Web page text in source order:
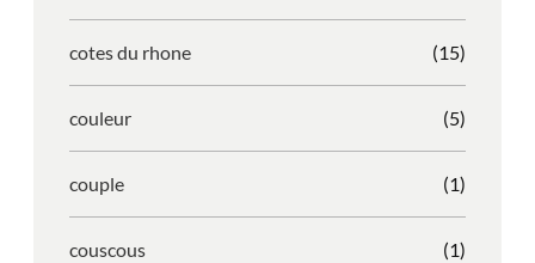
cotes du rhone (15)
couleur (5)
couple (1)
couscous (1)